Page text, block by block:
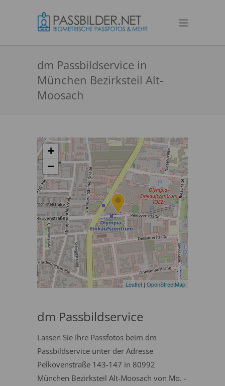
dm Passbildservice in
München Bezirksteil Alt-
Moosach
+
−
Leaflet | OpenStreetMap
dm Passbildservice
Lassen Sie Ihre Passfotos beim dm
Passbildservice unter der Adresse
Pelkovenstraße 143-147 in 80992
München Bezirksteil Alt-Moosach von Mo. -